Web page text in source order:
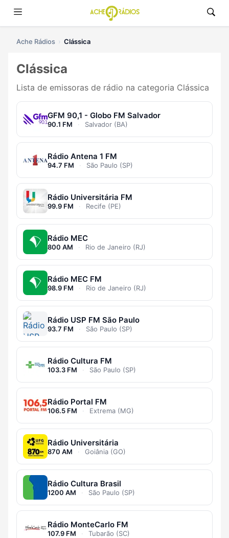
Ache Rádios Clássica
Clássica
Lista de emissoras de rádio na categoria Clássica
GFM 90,1 - Globo FM Salvador
90.1 FM · Salvador (BA)
Rádio Antena 1 FM
94.7 FM · São Paulo (SP)
Rádio Universitária FM
99.9 FM · Recife (PE)
Rádio MEC
800 AM · Rio de Janeiro (RJ)
Rádio MEC FM
98.9 FM · Rio de Janeiro (RJ)
Rádio USP FM São Paulo
93.7 FM · São Paulo (SP)
Rádio Cultura FM
103.3 FM · São Paulo (SP)
Rádio Portal FM
106.5 FM · Extrema (MG)
Rádio Universitária
870 AM · Goiânia (GO)
Rádio Cultura Brasil
1200 AM · São Paulo (SP)
Rádio MonteCarlo FM
107.9 FM · Tubarão (SC)